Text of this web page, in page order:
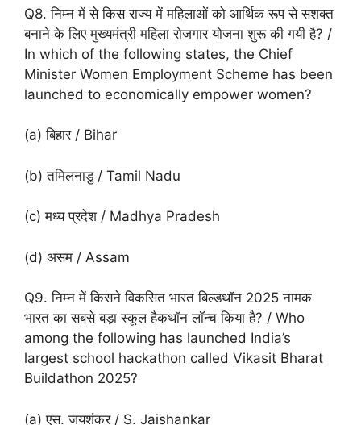
Q8. निम्न में से किस राज्य में महिलाओं को आर्थिक रूप से सशक्त
बनाने के लिए मुख्यमंत्री महिला रोजगार योजना शुरू की गयी है? /
In which of the following states, the Chief
Minister Women Employment Scheme has been
launched to economically empower women?
(a) बिहार / Bihar
(b) तमिलनाडु / Tamil Nadu
(c) मध्य प्रदेश / Madhya Pradesh
(d) असम / Assam
Q9. निम्न में किसने विकसित भारत बिल्डथॉन 2025 नामक
भारत का सबसे बड़ा स्कूल हैकथॉन लॉन्च किया है? / Who
among the following has launched India’s
largest school hackathon called Vikasit Bharat
Buildathon 2025?
(a) एस. जयशंकर / S. Jaishankar